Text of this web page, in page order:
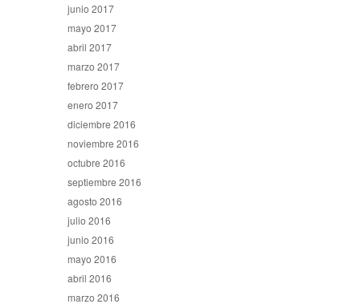
junio 2017
mayo 2017
abril 2017
marzo 2017
febrero 2017
enero 2017
diciembre 2016
noviembre 2016
octubre 2016
septiembre 2016
agosto 2016
julio 2016
junio 2016
mayo 2016
abril 2016
marzo 2016